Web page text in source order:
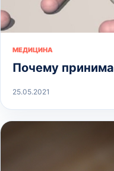
МЕДИЦИНА
Почему
25.05.2021